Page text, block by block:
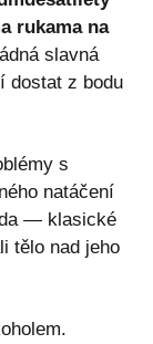
rukama na
slavná
dostat z bodu
s
natáčení
— klasické
tělo nad jeho